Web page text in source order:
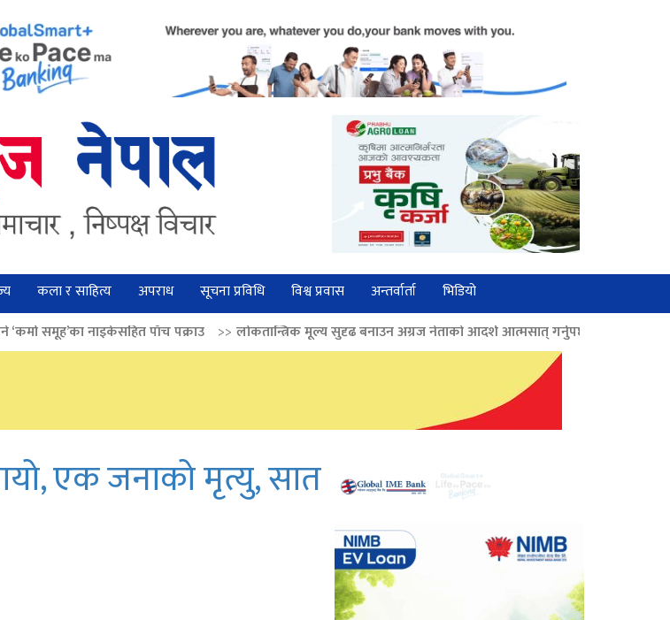
कला र साहित्य अपराध सूचना प्रविधि विश्व प्रवास अन्तर्वार्ता भिडियो
पाँच पक्राउ >>लोकतान्त्रिक मूल्य सुदृढ बनाउन अग्रज नेताको आदर्श आत्मसात् गर्नुपर्छः पूर्वराष्ट्रपति भण्डारी
एक जनाको मृत्यु, सात